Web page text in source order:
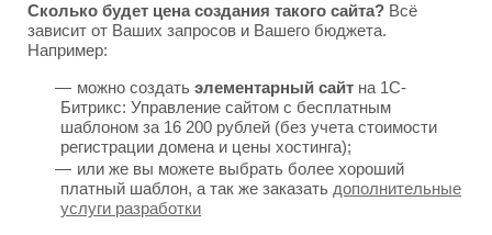
Сколько будет цена создания такого сайта? Всё
зависит от Ваших запросов и Вашего бюджета.
Например:
можно создать элементарный сайт на 1С-
Битрикс: Управление сайтом с бесплатным
шаблоном за 16 200 рублей (без учета стоимости
регистрации домена и цены хостинга);
или же вы можете выбрать более хороший
платный шаблон, а так же заказать дополнительные
услуги разработки